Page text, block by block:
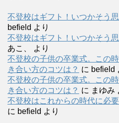
不登校はギフト！いつかそう
befield より
不登校はギフト！いつかそう
あこ、
より
不登校の子供の卒業式。この
き合い方のコツは？ に befield
不登校の子供の卒業式。この
き合い方のコツは？ に まゆみ
不登校はこれからの時代に必
に befield より